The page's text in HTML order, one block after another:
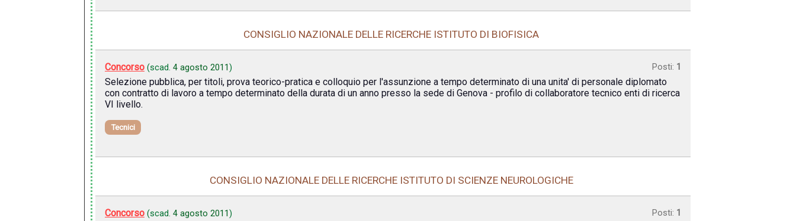
CONSIGLIO NAZIONALE DELLE RICERCHE ISTITUTO DI BIOFISICA
Concorso (scad. 4 agosto 2011) Posti: 1
Selezione pubblica, per titoli, prova teorico-pratica e colloquio per l'assunzione a tempo determinato di una unita' di personale diplomato
con contratto di lavoro a tempo determinato della durata di un anno presso la sede di Genova - profilo di collaboratore tecnico enti di ricerca
VI livello.
Tecnici
CONSIGLIO NAZIONALE DELLE RICERCHE ISTITUTO DI SCIENZE NEUROLOGICHE
Concorso (scad. 4 agosto 2011) Posti: 1